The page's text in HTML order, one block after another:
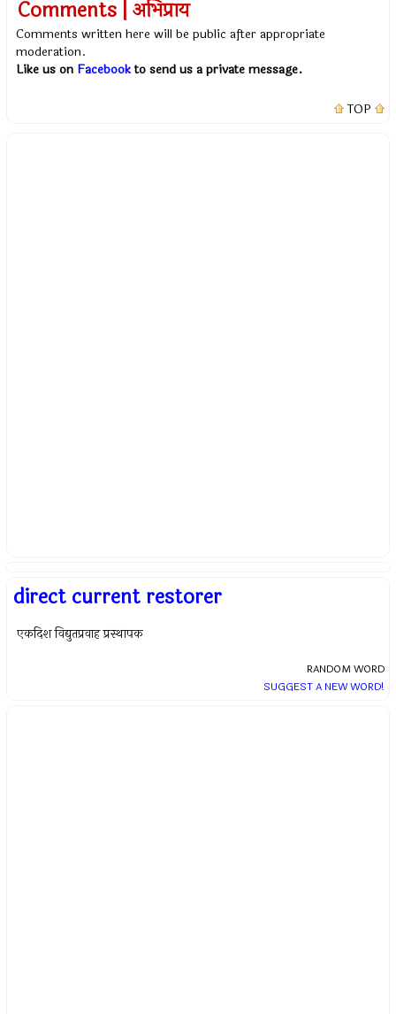
Comments | अभिप्राय
Comments written here will be public after appropriate
moderation.
Like us on Facebookto send us a private message.
TOP
direct current restorer
एकदिश विद्युतप्रवाह प्रस्थापक
RANDOM WORD
SUGGEST A NEW WORD!